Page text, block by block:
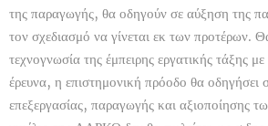
της παραγωγής, θα οδηγούν σε αύξηση της
τον σχεδιασμό να γίνεται εκ των προτέρων.
τεχνογνωσία της έμπειρης εργατικής τάξης
έρευνα, η επιστημονική πρόοδο θα οδηγήσει
επεξεργασίας, παραγωγής και αξιοποίησης